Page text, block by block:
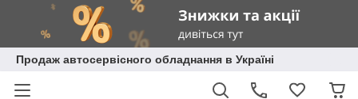
Продаж автосервісного обладнання в Україні